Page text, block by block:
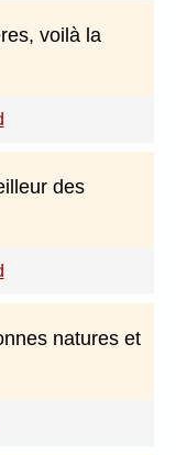
voilà la
des
natures et